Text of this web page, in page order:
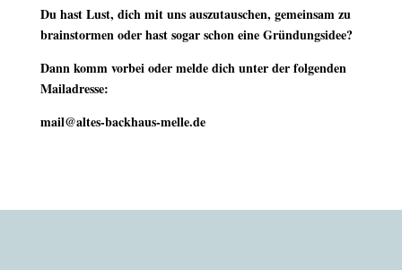
Du hast Lust, dich mit uns auszutauschen, gemeinsam zu
brainstormen oder hast sogar schon eine Gründungsidee?
Dann komm vorbei oder melde dich unter der folgenden
Mailadresse:
mail@altes-backhaus-melle.de